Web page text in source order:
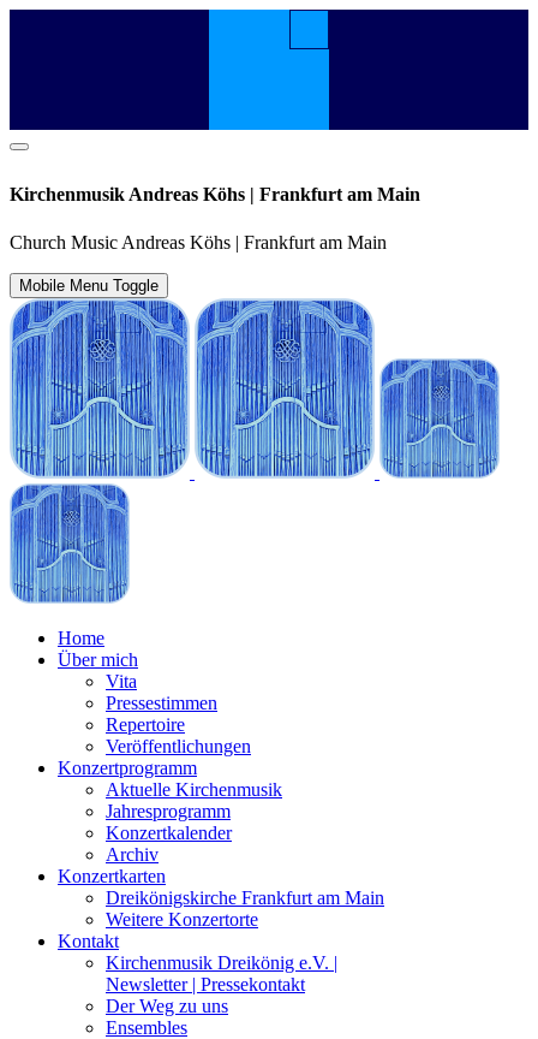
Kirchenmusik Andreas Köhs | Frankfurt am Main
Church Music Andreas Köhs | Frankfurt am Main
Mobile Menu Toggle
Home
Über mich
Vita
Pressestimmen
Repertoire
Veröffentlichungen
Konzertprogramm
Aktuelle Kirchenmusik
Jahresprogramm
Konzertkalender
Archiv
Konzertkarten
Dreikönigskirche Frankfurt am Main
Weitere Konzertorte
Kontakt
Kirchenmusik Dreikönig e.V. |
Newsletter | Pressekontakt
Der Weg zu uns
Ensembles